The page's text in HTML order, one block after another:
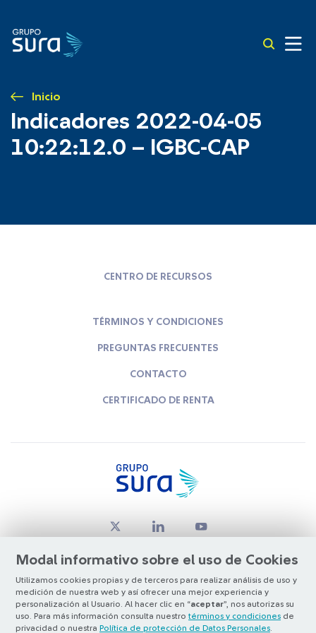
Inicio
Indicadores 2022-04-05
10:22:12.0 – IGBC-CAP
Modal informativo sobre el uso de Cookies
Utilizamos cookies propias y de terceros para realizar análisis de uso y
medición de nuestra web y así ofrecer una mejor experiencia y
personalización al Usuario. Al hacer clic en “aceptar”, nos autorizas su
uso. Para más información consulta nuestro términos y condiciones de
privacidad o nuestra Política de protección de Datos Personales
CENTRO DE RECURSOS
TÉRMINOS Y CONDICIONES
PREGUNTAS FRECUENTES
CONTACTO
CERTIFICADO DE RENTA
© Copyright Grupo SURA 2026